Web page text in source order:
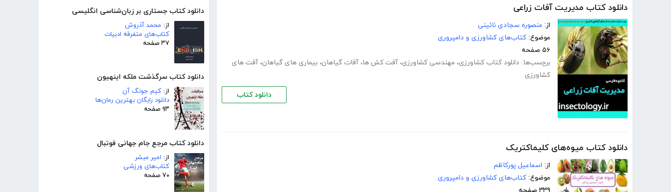
دانلود کتاب جستاری بر زبان‌شناسی انگلیسی
از: محمد آذروش
کتاب‌های متفرقه ادبیات
۳۷ صفحه
دانلود کتاب سرگذشت ملکه اینهیون
از: کیم جونگ آن
دانلود رایگان بهترین رمان‌ها
۹۳ صفحه
دانلود کتاب مرجع جام جهانی فوتبال
از: امیر مبشر
کتاب‌های ورزشی
۷۰ صفحه
دانلود کتاب مدیریت آفات زراعی
از: منصوره سجادی نائینی
موضوع: کتاب‌های کشاورزی و دامپروری
۵۶ صفحه
برچسب‌ها: دانلود کتاب کشاورزی، مهندسی کشاورزی، آفت کش ها، آفات گیاهان، بیماری های گیاهان، آفت های
کشاورزی
دانلود کتاب
دانلود کتاب میوه‌های کلیماکتریک
از: اسماعیل پورکاظم
موضوع: کتاب‌های کشاورزی و دامپروری